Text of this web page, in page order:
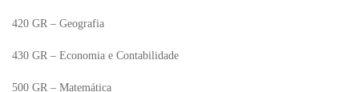
420 GR – Geografia
430 GR – Economia e Contabilidade
500 GR – Matemática